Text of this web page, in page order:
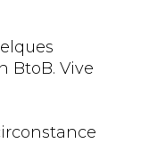
BtoB. Vive